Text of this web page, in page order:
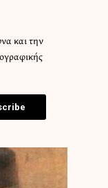
και την